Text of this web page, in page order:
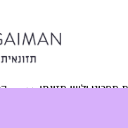
תפריט וליווי תזונתי